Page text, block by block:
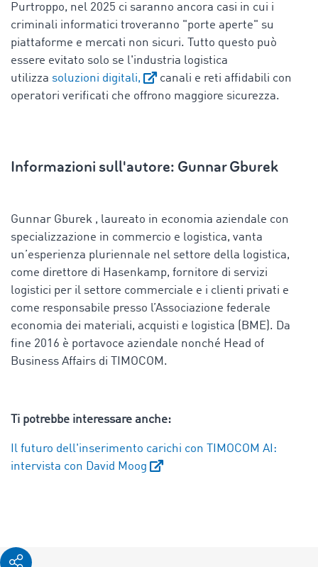
Purtroppo, nel 2025 ci saranno ancora casi in cui i
criminali informatici troveranno "porte aperte" su
piattaforme e mercati non sicuri. Tutto questo può
essere evitato solo se l'industria logistica
utilizza soluzioni digitali,
canali e reti affidabili con
operatori verificati che offrono maggiore sicurezza.
Informazioni sull'autore: Gunnar Gburek
Gunnar Gburek , laureato in economia aziendale con
specializzazione in commercio e logistica, vanta
un’esperienza pluriennale nel settore della logistica,
come direttore di Hasenkamp, fornitore di servizi
logistici per il settore commerciale e i clienti privati e
come responsabile presso l’Associazione federale
economia dei materiali, acquisti e logistica (BME). Da
fine 2016 è portavoce aziendale nonché Head of
Business Affairs di TIMOCOM.
Ti potrebbe interessare anche:
Il futuro dell'inserimento carichi con TIMOCOM AI:
intervista con David Moog